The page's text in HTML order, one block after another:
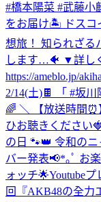
#橋本陽菜 #武藤小
をお届け🏝️ ドスコ
想旅！ 知られざる
します…🐠 ▼詳し
https://ameblo.jp/
2/14(土)🍫 「 #坂
🌈 ＼ 【放送時間⏰
ひお聴きください
の日 🐾👑 令和の
バー発表📢*｡ﾟ お
ォッチ🌟Youtube
回『AKB48の全力